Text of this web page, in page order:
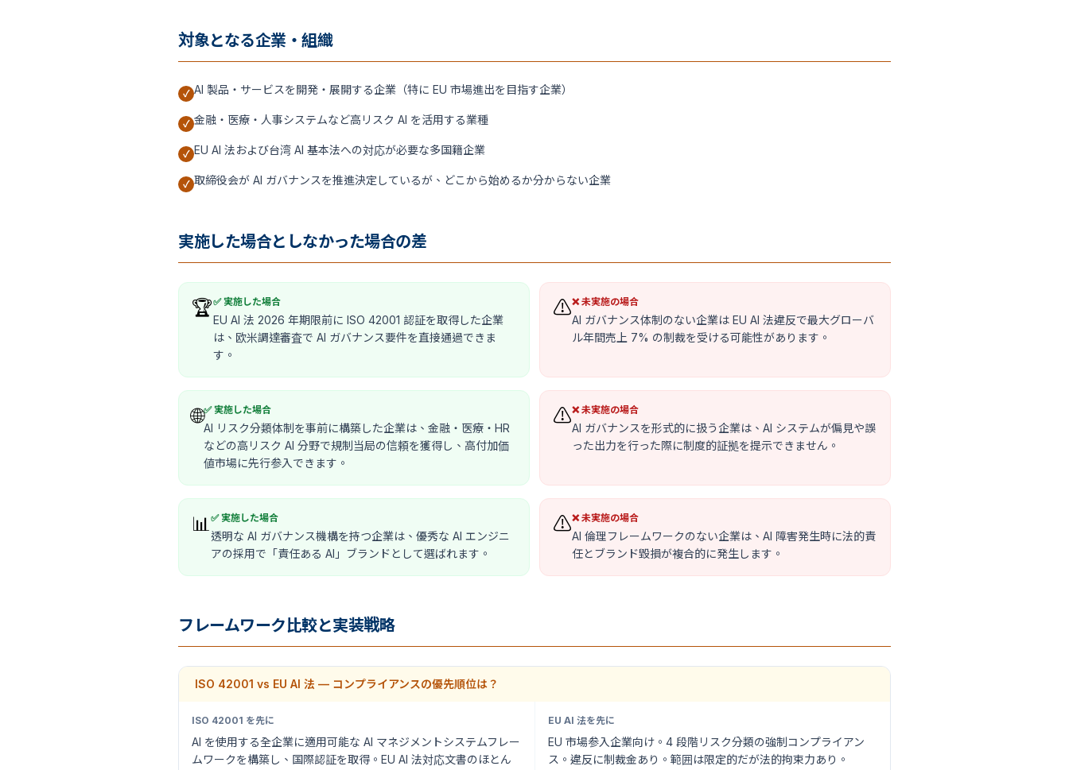
対象となる企業・組織
✓ AI 製品・サービスを開発・展開する企業（特に EU 市場進出を目指す企業）
✓ 金融・医療・人事システムなど高リスク AI を活用する業種
✓ EU AI 法および台湾 AI 基本法への対応が必要な多国籍企業
✓ 取締役会が AI ガバナンスを推進決定しているが、どこから始めるか分からない企業
実施した場合としなかった場合の差
🏆✅ 実施した場合
EU AI 法 2026 年期限前に ISO 42001 認証を取得した企業
は、欧米調達審査で AI ガバナンス要件を直接通過できま
す。
⚠️❌ 未実施の場合
AI ガバナンス体制のない企業は EU AI 法違反で最大グローバ
ル年間売上 7% の制裁を受ける可能性があります。
🌐✅ 実施した場合
AI リスク分類体制を事前に構築した企業は、金融・医療・HR
などの高リスク AI 分野で規制当局の信頼を獲得し、高付加価
値市場に先行参入できます。
⚠️❌ 未実施の場合
AI ガバナンスを形式的に扱う企業は、AI システムが偏見や誤
った出力を行った際に制度的証拠を提示できません。
📊✅ 実施した場合
透明な AI ガバナンス機構を持つ企業は、優秀な AI エンジニ
アの採用で「責任ある AI」ブランドとして選ばれます。
⚠️❌ 未実施の場合
AI 倫理フレームワークのない企業は、AI 障害発生時に法的責
任とブランド毀損が複合的に発生します。
フレームワーク比較と実装戦略
ISO 42001 vs EU AI 法 — コンプライアンスの優先順位は？
ISO 42001 を先に
AI を使用する全企業に適用可能な AI マネジメントシステムフレー
ムワークを構築し、国際認証を取得。EU AI 法対応文書のほとん
EU AI 法を先に
EU 市場参入企業向け。4 段階リスク分類の強制コンプライアン
ス。違反に制裁金あり。範囲は限定的だが法的拘束力あり。